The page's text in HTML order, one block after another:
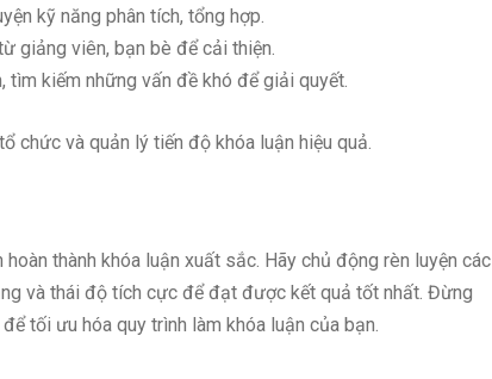
kỹ năng phân tích, tổng hợp.
giảng viên, bạn bè để cải thiện.
tìm kiếm những vấn đề khó để giải quyết.
chức và quản lý tiến độ khóa luận hiệu quả.
thành khóa luận xuất sắc. Hãy chủ động rèn luyện các
và thái độ tích cực để đạt được kết quả tốt nhất. Đừng
tối ưu hóa quy trình làm khóa luận của bạn.